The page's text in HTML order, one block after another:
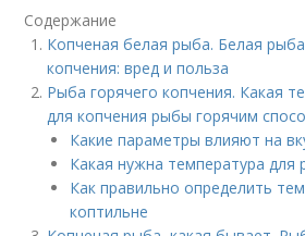
Содержание
Копченая белая рыба. Белая
копчения: вред и польза
Рыба горячего копчения. Какая
для копчения рыбы горячим
Какие параметры влияют на
Какая нужна температура для
Как правильно определить
коптильне